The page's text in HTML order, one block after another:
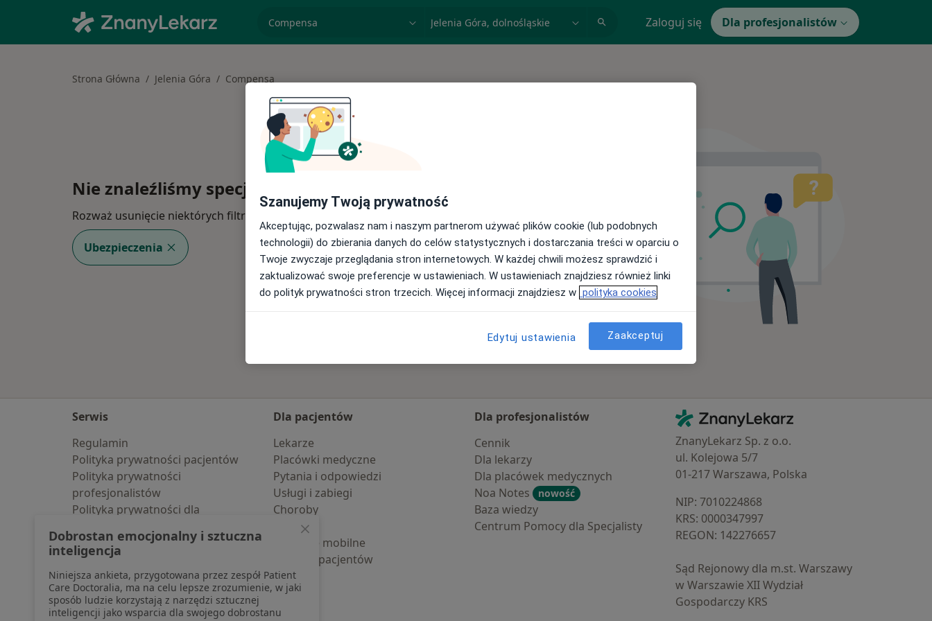
miasto lub dzielnica Zaloguj się Dla profesjonalistów
Strona Główna Jelenia Góra Compensa
Nie znaleźliśmy specjalistów spełniających podane kryteria
Rozważ usunięcie niektórych filtrów:
Ubezpieczenia
Serwis
Regulamin
Polityka prywatności pacjentów
Polityka prywatności
profesjonalistów
Polityka prywatności dla
pozyskaliśmy samodzielnie
Polityka cookies
Jak działają wyniki wyszukiwania
Dostępność
O nas
Dla pacjentów
Lekarze
Placówki medyczne
Pytania i odpowiedzi
Usługi i zabiegi
Choroby
Pomoc
Aplikacje mobilne
Blog dla pacjentów
Dla profesjonalistów
Cennik
Dla lekarzy
Dla placówek medycznych
Noa Notes
nowość
Baza wiedzy
Centrum Pomocy dla Specjalisty
Kontakt
ZnanyLekarz - Strona główna
ZnanyLekarz Sp. z o.o.
ul. Kolejowa 5/7
01-217 Warszawa, Polska
NIP: ⁠7010224868
KRS: ⁠0000347997
REGON: ⁠142276657
Sąd Rejonowy dla m.st. Warszawy
w Warszawie XII Wydział
Gospodarczy KRS
Szanujemy Twoją prywatność
Akceptując, pozwalasz nam i naszym partnerom używać plików cookie (lub podobnych
technologii) do zbierania danych do celów statystycznych i dostarczania treści w oparciu o
Twoje zwyczaje przeglądania stron internetowych. W każdej chwili możesz sprawdzić i
zaktualizować swoje preferencje w ustawieniach. W ustawieniach znajdziesz również linki
do polityk prywatności stron trzecich. Więcej informacji znajdziesz w polityka cookies
Edytuj ustawienia Zaakceptuj
Dobrostan emocjonalny i sztuczna
inteligencja
Niniejsza ankieta, przygotowana przez zespół Patient
Care Doctoralia, ma na celu lepsze zrozumienie, w jaki
sposób ludzie korzystają z narzędzi sztucznej
inteligencji jako wsparcia dla swojego dobrostanu